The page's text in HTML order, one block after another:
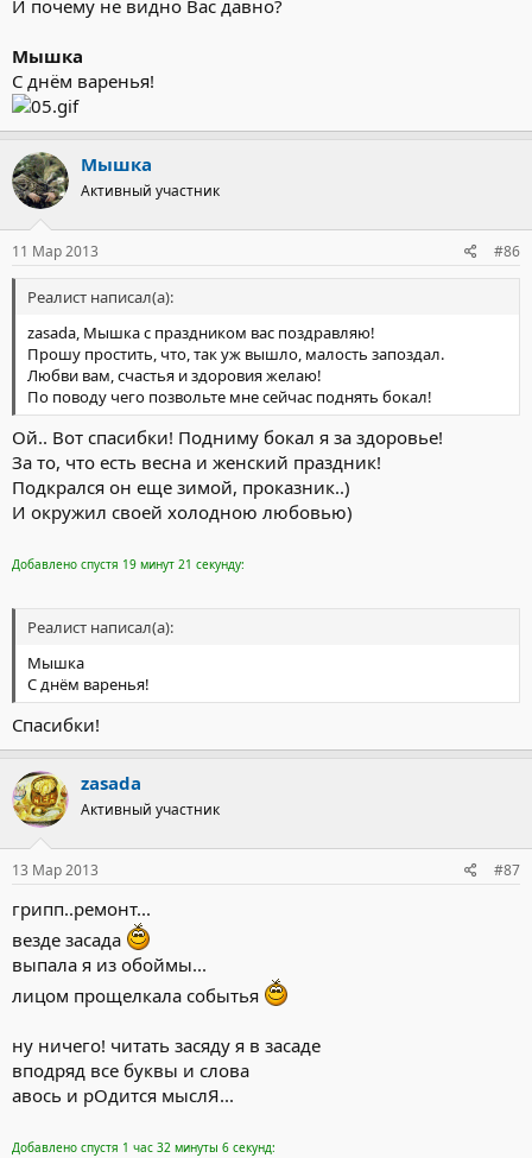
И почему не видно Вас давно?
Мышка
С днём варенья!
Мышка
Активный участник
11 Мар 2013 #86
Реалист написал(а):
zasada, Мышка с праздником вас поздравляю!
Прошу простить, что, так уж вышло, малость запоздал.
Любви вам, счастья и здоровия желаю!
По поводу чего позвольте мне сейчас поднять бокал!
Ой.. Вот спасибки! Подниму бокал я за здоровье!
За то, что есть весна и женский праздник!
Подкрался он еще зимой, проказник..)
И окружил своей холодною любовью)
Добавлено спустя 19 минут 21 секунду:
Реалист написал(а):
Мышка
С днём варенья!
Спасибки!
zasada
Активный участник
13 Мар 2013 #87
грипп..ремонт...
везде засада
выпала я из обоймы...
лицом прощелкала событья
ну ничего! читать засяду я в засаде
вподряд все буквы и слова
авось и рОдится мыслЯ...
Добавлено спустя 1 час 32 минуты 6 секунд: